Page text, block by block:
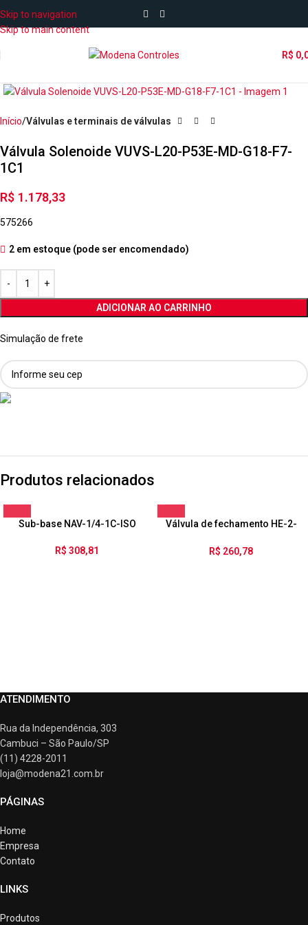
Skip to navigation
Skip to main content
R$
Início Válvulas e terminais de válvulas
Válvula Solenoide VUVS-L20-P53E-MD-G18-F7-
1C1
R$ 1.178,33
575266
2 em estoque (pode ser encomendado)
ADICIONAR AO CARRINHO
Simulação de frete
Produtos relacionados
Sub-base NAV-1/4-1C-ISO
R$ 308,81
Válvula de fechamento HE-2-
R$ 260,78
ATENDIMENTO
Rua da Independência, 303
Cambuci – São Paulo/SP
(11) 4228-2011
loja@modena21.com.br
PÁGINAS
Home
Empresa
Contato
LINKS
Produtos